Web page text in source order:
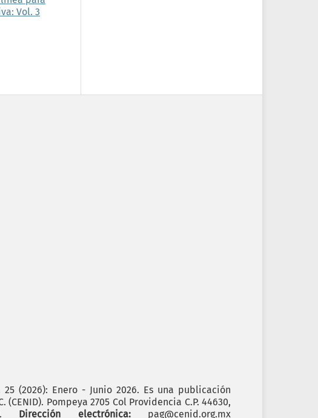
Vol. 3
25 (2026): Enero - Junio 2026. Es una publicación
Pompeya 2705 Col Providencia C.P. 44630,
Dirección electrónica: pag@cenid.org.mx